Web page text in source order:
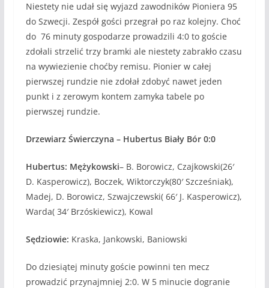
Niestety nie udał się wyjazd zawodników Pioniera 95
do Szwecji. Zespół gości przegrał po raz kolejny. Choć
do 76 minuty gospodarze prowadzili 4:0 to goście
zdołali strzelić trzy bramki ale niestety zabrakło czasu
na wywiezienie choćby remisu. Pionier w całej
pierwszej rundzie nie zdołał zdobyć nawet jeden
punkt i z zerowym kontem zamyka tabele po
pierwszej rundzie.
Drzewiarz Świerczyna – Hubertus Biały Bór 0:0
Hubertus: Mężykowski– B. Borowicz, Czajkowski(26′
D. Kasperowicz), Boczek, Wiktorczyk(80′ Szcześniak),
Madej, D. Borowicz, Szwajczewski( 66′ J. Kasperowicz),
Warda( 34′ Brzóskiewicz), Kowal
Sędziowie: Kraska, Jankowski, Baniowski
Do dziesiątej minuty goście powinni ten mecz
prowadzić przynajmniej 2:0. W 5 minucie dogranie